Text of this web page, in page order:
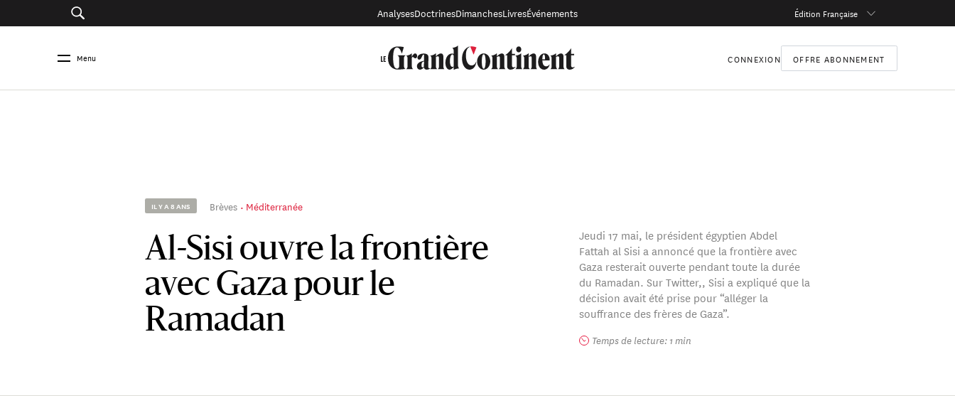
AnalysesDoctrinesDimanchesLivresÉvénements Édition Française
Menu CONNEXION OFFRE ABONNEMENT
IL Y A 8 ANS Brèves Méditerranée
Al-Sisi ouvre la frontière
avec Gaza pour le
Ramadan
Jeudi 17 mai, le président égyptien Abdel
Fattah al Sisi a annoncé que la frontière avec
Gaza resterait ouverte pendant toute la durée
du Ramadan. Sur Twitter,, Sisi a expliqué que la
décision avait été prise pour “alléger la
souffrance des frères de Gaza”.
Temps de lecture: 1 min